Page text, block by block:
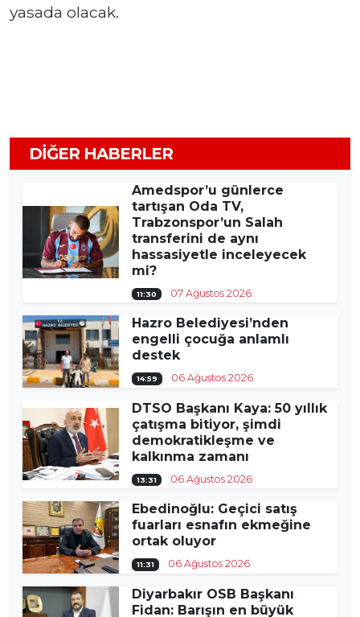
yasada olacak.
DIĞER HABERLER
Amedspor’u günlerce
tartışan Oda TV,
Trabzonspor’un Salah
transferini de aynı
hassasiyetle inceleyecek
mi?
11:30 07 Ağustos 2026
Hazro Belediyesi’nden
engelli çocuğa anlamlı
destek
14:59 06 Ağustos 2026
DTSO Başkanı Kaya: 50 yıllık
çatışma bitiyor, şimdi
demokratikleşme ve
kalkınma zamanı
13:31 06 Ağustos 2026
Ebedinoğlu: Geçici satış
fuarları esnafın ekmeğine
ortak oluyor
11:31 06 Ağustos 2026
Diyarbakır OSB Başkanı
Fidan: Barışın en büyük